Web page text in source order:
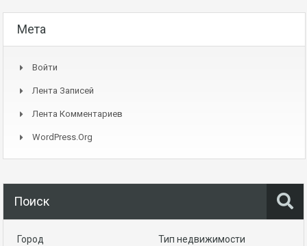
Мета
Войти
Лента Записей
Лента Комментариев
WordPress.org
Поиск
Город Тип недвижимости